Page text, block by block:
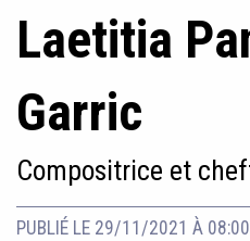
Laetitia
Garric
Compositrice et
PUBLIÉ LE 29/11/2021 À 08:00